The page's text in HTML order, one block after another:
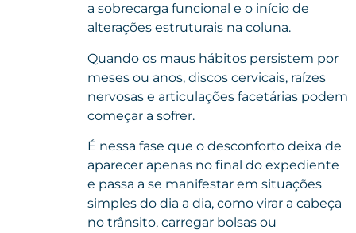
a sobrecarga funcional e o início de
alterações estruturais na coluna.
Quando os maus hábitos persistem por
meses ou anos, discos cervicais, raízes
nervosas e articulações facetárias podem
começar a sofrer.
É nessa fase que o desconforto deixa de
aparecer apenas no final do expediente
e passa a se manifestar em situações
simples do dia a dia, como virar a cabeça
no trânsito, carregar bolsas ou